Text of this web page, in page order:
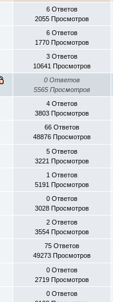
6 Ответов
2055 Просмотров
6 Ответов
1770 Просмотров
3 Ответов
10641 Просмотров
0 Ответов
5565 Просмотров
4 Ответов
3803 Просмотров
66 Ответов
48876 Просмотров
5 Ответов
3221 Просмотров
1 Ответов
5191 Просмотров
0 Ответов
3028 Просмотров
2 Ответов
3554 Просмотров
75 Ответов
49273 Просмотров
0 Ответов
2719 Просмотров
0 Ответов